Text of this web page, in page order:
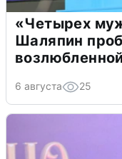
«Четырех
Шаляпин
возлюбленной
6 августа 25